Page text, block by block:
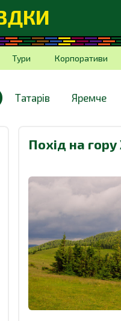
Тури Корпоративи
Татарів Яремче
Похід на